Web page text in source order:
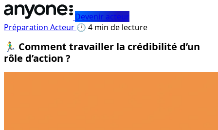
Devenir acteur
Préparation Acteur 🕐 4 min de lecture
🏃‍♂️ Comment travailler la crédibilité d’un
rôle d’action ?